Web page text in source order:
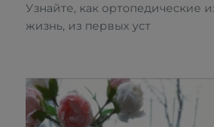
Узнайте, как ортопедические
жизнь, из первых уст